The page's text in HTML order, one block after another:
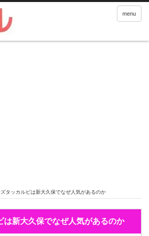
menu
タッカルビは新大久保でなぜ人気があるのか
は新大久保でなぜ人気があるのか